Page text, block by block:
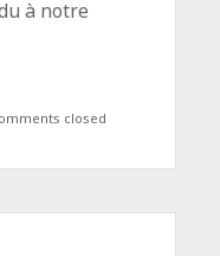
à notre
closed